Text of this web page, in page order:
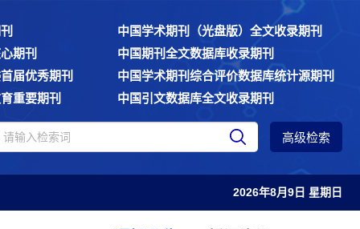
中国学术期刊（光盘版）全文收录期刊
期刊
中国期刊全文数据库收录期刊
届优秀期刊
中国学术期刊综合评价数据库统计源期刊
重要期刊
中国引文数据库全文收录期刊
高级检索
2026年8月9日 星期日